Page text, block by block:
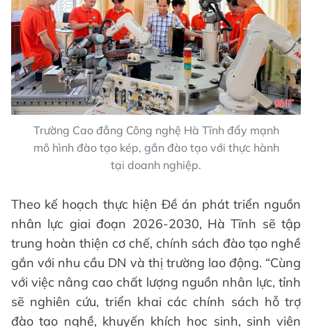
Trường Cao đẳng Công nghệ Hà Tĩnh đẩy mạnh
mô hình đào tạo kép, gắn đào tạo với thực hành
tại doanh nghiệp.
Theo kế hoạch thực hiện Đề án phát triển nguồn
nhân lực giai đoạn 2026-2030, Hà Tĩnh sẽ tập
trung hoàn thiện cơ chế, chính sách đào tạo nghề
gắn với nhu cầu DN và thị trường lao động. “Cùng
với việc nâng cao chất lượng nguồn nhân lực, tỉnh
sẽ nghiên cứu, triển khai các chính sách hỗ trợ
đào tạo nghề, khuyến khích học sinh, sinh viên